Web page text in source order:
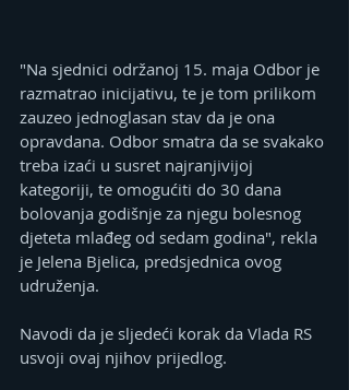
"Na sjednici održanoj 15. maja Odbor je
razmatrao inicijativu, te je tom prilikom
zauzeo jednoglasan stav da je ona
opravdana. Odbor smatra da se svakako
treba izaći u susret najranjivijoj
kategoriji, te omogućiti do 30 dana
bolovanja godišnje za njegu bolesnog
djeteta mlađeg od sedam godina", rekla
je Jelena Bjelica, predsjednica ovog
udruženja.
Navodi da je sljedeći korak da Vlada RS
usvoji ovaj njihov prijedlog.